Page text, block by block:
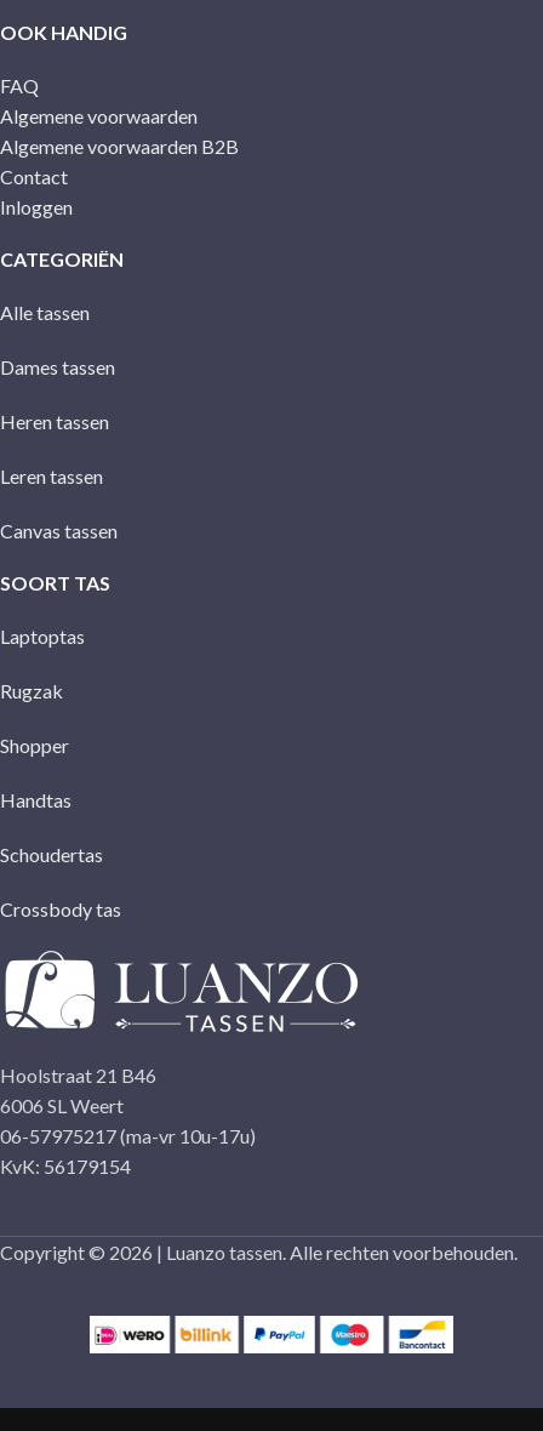
OOK HANDIG
FAQ
Algemene voorwaarden
Algemene voorwaarden B2B
Contact
Inloggen
CATEGORIËN
Alle tassen
Dames tassen
Heren tassen
Leren tassen
Canvas tassen
SOORT TAS
Laptoptas
Rugzak
Shopper
Handtas
Schoudertas
Crossbody tas
Hoolstraat 21 B46
6006 SL Weert
06-57975217 (ma-vr 10u-17u)
KvK: 56179154
Copyright © 2026 | Luanzo tassen. Alle rechten voorbehouden.